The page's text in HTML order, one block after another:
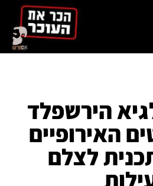
הירשפלד
האירופיים
לצלם